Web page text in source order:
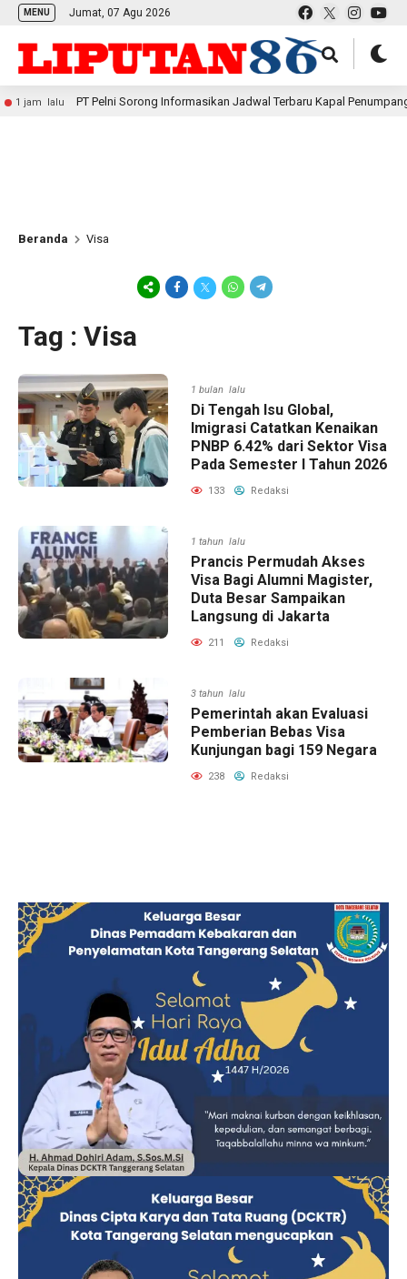
MENU Jumat, 07 Agu 2026
lalu PT Pelni Sorong Informasikan Jadwal Terbaru Kapal Penumpang dan
Beranda Visa
Tag : Visa
1 bulan lalu
Di Tengah Isu Global,
Imigrasi Catatkan Kenaikan
PNBP 6.42% dari Sektor Visa
Pada Semester I Tahun 2026
133 Redaksi
1 tahun lalu
Prancis Permudah Akses
Visa Bagi Alumni Magister,
Duta Besar Sampaikan
Langsung di Jakarta
211 Redaksi
3 tahun lalu
Pemerintah akan Evaluasi
Pemberian Bebas Visa
Kunjungan bagi 159 Negara
238 Redaksi